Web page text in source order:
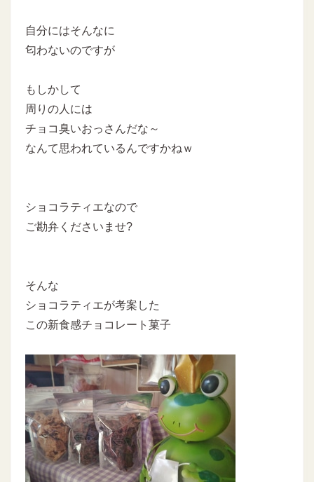
自分にはそんなに
匂わないのですが
もしかして
周りの人には
チョコ臭いおっさんだな～
なんて思われているんですかねｗ
ショコラティエなので
ご勘弁くださいませ?
そんな
ショコラティエが考案した
この新食感チョコレート菓子